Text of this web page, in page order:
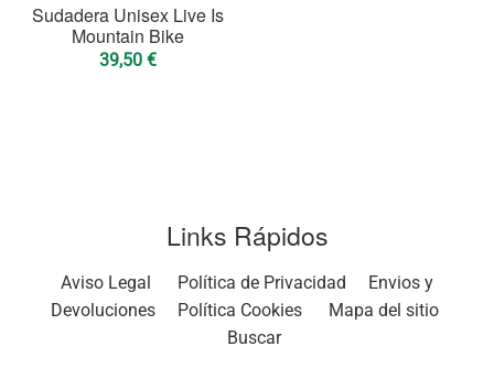
Sudadera Unisex Live Is
Mountain Bike
39,50 €
Links Rápidos
Aviso Legal Política de Privacidad
Envios y
Devoluciones
Política Cookies
Mapa del sitio
Buscar